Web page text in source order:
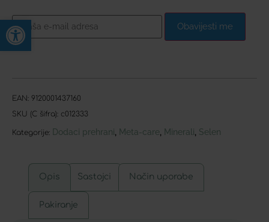
Open toolbar Obavijesti me
EAN: 9120001437160
SKU (C šifra): c012333
Kategorije: Dodaci prehrani, Meta-care, Minerali, Selen
Opis Sastojci Način uporabe
Pakiranje